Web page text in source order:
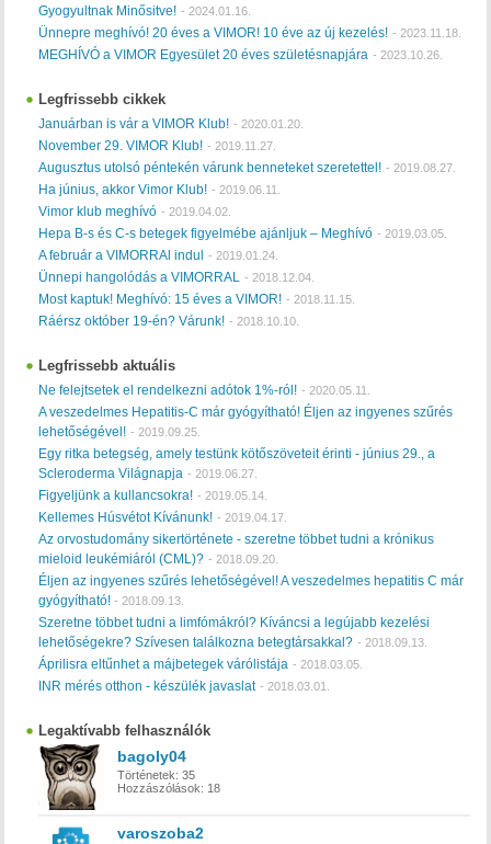
Gyogyultnak Minősitve! - 2024.01.16.
Ünnepre meghívó! 20 éves a VIMOR! 10 éve az új kezelés! - 2023.11.18.
MEGHÍVÓ a VIMOR Egyesület 20 éves születésnapjára - 2023.10.26.
Legfrissebb cikkek
Januárban is vár a VIMOR Klub! - 2020.01.20.
November 29. VIMOR Klub! - 2019.11.27.
Augusztus utolsó péntekén várunk benneteket szeretettel! - 2019.08.27.
Ha június, akkor Vimor Klub! - 2019.06.11.
Vimor klub meghívó - 2019.04.02.
Hepa B-s és C-s betegek figyelmébe ajánljuk – Meghívó - 2019.03.05.
A február a VIMORRAl indul - 2019.01.24.
Ünnepi hangolódás a VIMORRAL - 2018.12.04.
Most kaptuk! Meghívó: 15 éves a VIMOR! - 2018.11.15.
Ráérsz október 19-én? Várunk! - 2018.10.10.
Legfrissebb aktuális
Ne felejtsetek el rendelkezni adótok 1%-ról! - 2020.05.11.
A veszedelmes Hepatitis-C már gyógyítható! Éljen az ingyenes szűrés
lehetőségével! - 2019.09.25.
Egy ritka betegség, amely testünk kötőszöveteit érinti - június 29., a
Scleroderma Világnapja - 2019.06.27.
Figyeljünk a kullancsokra! - 2019.05.14.
Kellemes Húsvétot Kívánunk! - 2019.04.17.
Az orvostudomány sikertörténete - szeretne többet tudni a krónikus
mieloid leukémiáról (CML)? - 2018.09.20.
Éljen az ingyenes szűrés lehetőségével! A veszedelmes hepatitis C már
gyógyítható!- 2018.09.13.
Szeretne többet tudni a limfómákról? Kíváncsi a legújabb kezelési
lehetőségekre? Szívesen találkozna betegtársakkal? - 2018.09.13.
Áprilisra eltűnhet a májbetegek várólistája - 2018.03.05.
INR mérés otthon - készülék javaslat - 2018.03.01.
Legaktívabb felhasználók
bagoly04
Történetek: 35
Hozzászólások: 18
varoszoba2